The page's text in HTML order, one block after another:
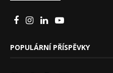
POPULÁRNÍ PŘÍSPĚVKY